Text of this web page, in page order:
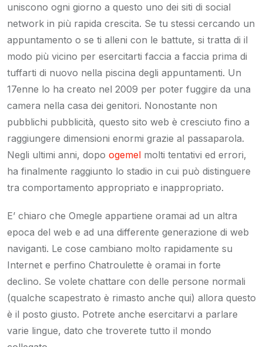
uniscono ogni giorno a questo uno dei siti di social
network in più rapida crescita. Se tu stessi cercando un
appuntamento o se ti alleni con le battute, si tratta di il
modo più vicino per esercitarti faccia a faccia prima di
tuffarti di nuovo nella piscina degli appuntamenti. Un
17enne lo ha creato nel 2009 per poter fuggire da una
camera nella casa dei genitori. Nonostante non
pubblichi pubblicità, questo sito web è cresciuto fino a
raggiungere dimensioni enormi grazie al passaparola.
Negli ultimi anni, dopo ogemel molti tentativi ed errori,
ha finalmente raggiunto lo stadio in cui può distinguere
tra comportamento appropriato e inappropriato.
E’ chiaro che Omegle appartiene oramai ad un altra
epoca del web e ad una differente generazione di web
naviganti. Le cose cambiano molto rapidamente su
Internet e perfino Chatroulette è oramai in forte
declino. Se volete chattare con delle persone normali
(qualche scapestrato è rimasto anche qui) allora questo
è il posto giusto. Potrete anche esercitarvi a parlare
varie lingue, dato che troverete tutto il mondo